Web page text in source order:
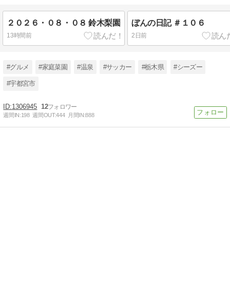
２０２６・０８・０８ 鈴木梨園
13時間前
ぼんの日記 ＃１０６
2日前
#グルメ #家庭菜園 #温泉 #サッカー #栃木県 #シーズー
#宇都宮市
1306945 12
週間IN:198 週間OUT:444 月間IN:888